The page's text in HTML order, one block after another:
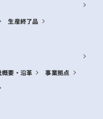
生産終了品
概要・沿革 事業拠点